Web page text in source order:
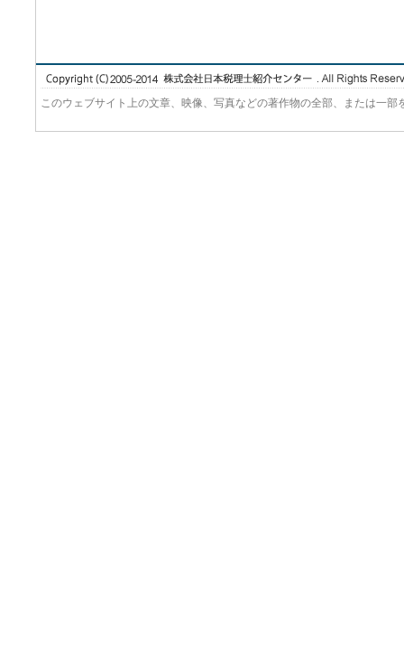
このウェブサイト上の文章、映像、写真などの著作物の全部、または一